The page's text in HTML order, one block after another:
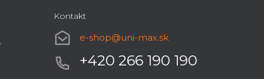
Kontakt
e-shop@uni-max.sk
+420 266 190 190